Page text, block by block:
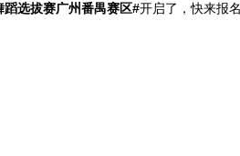
选拔赛广州番禺赛区#开启了，快来报